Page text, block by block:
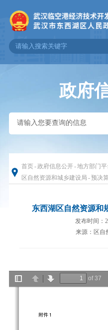
政府
首页-政府信息公开-地方部门
区自然资源和城乡建设局 -预决
东西湖区自然资源和
发布时间：
来源：区自